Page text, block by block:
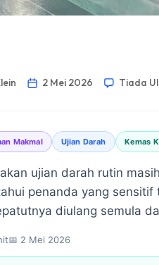
2 Mei 2026 Tiada
Makmal Ujian Darah Kemas
ujian darah rutin
penanda yang
diulang semula
📅 2 Mei 2026